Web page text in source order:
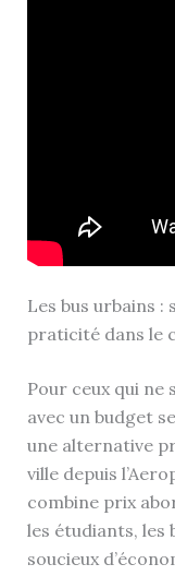
Les bus urbains :
praticité dans le
Pour ceux qui ne
avec un budget
une alternative
ville depuis
combine prix
les étudiants, les
soucieux